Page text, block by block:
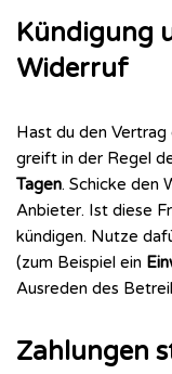
Kündigung
Widerruf
Hast du den Vertrag
greift in der Regel
Tagen. Schicke den
Anbieter. Ist diese
kündigen. Nutze
(zum Beispiel ein
Ausreden des
Zahlungen